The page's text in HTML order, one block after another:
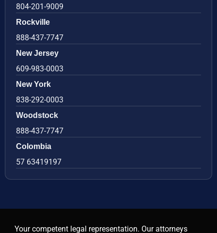
804-201-9009
Rockville
888-437-7747
New Jersey
609-983-0003
New York
838-292-0003
Woodstock
888-437-7747
Colombia
57 63419197
Your competent legal representation. Our attorneys